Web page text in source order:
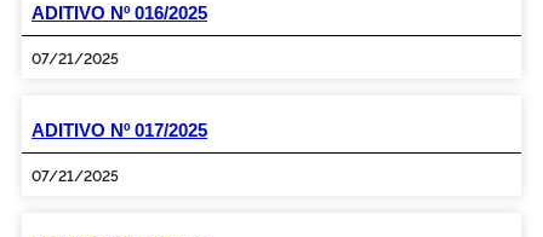
ADITIVO Nº 016/2025
07/21/2025
ADITIVO Nº 017/2025
07/21/2025